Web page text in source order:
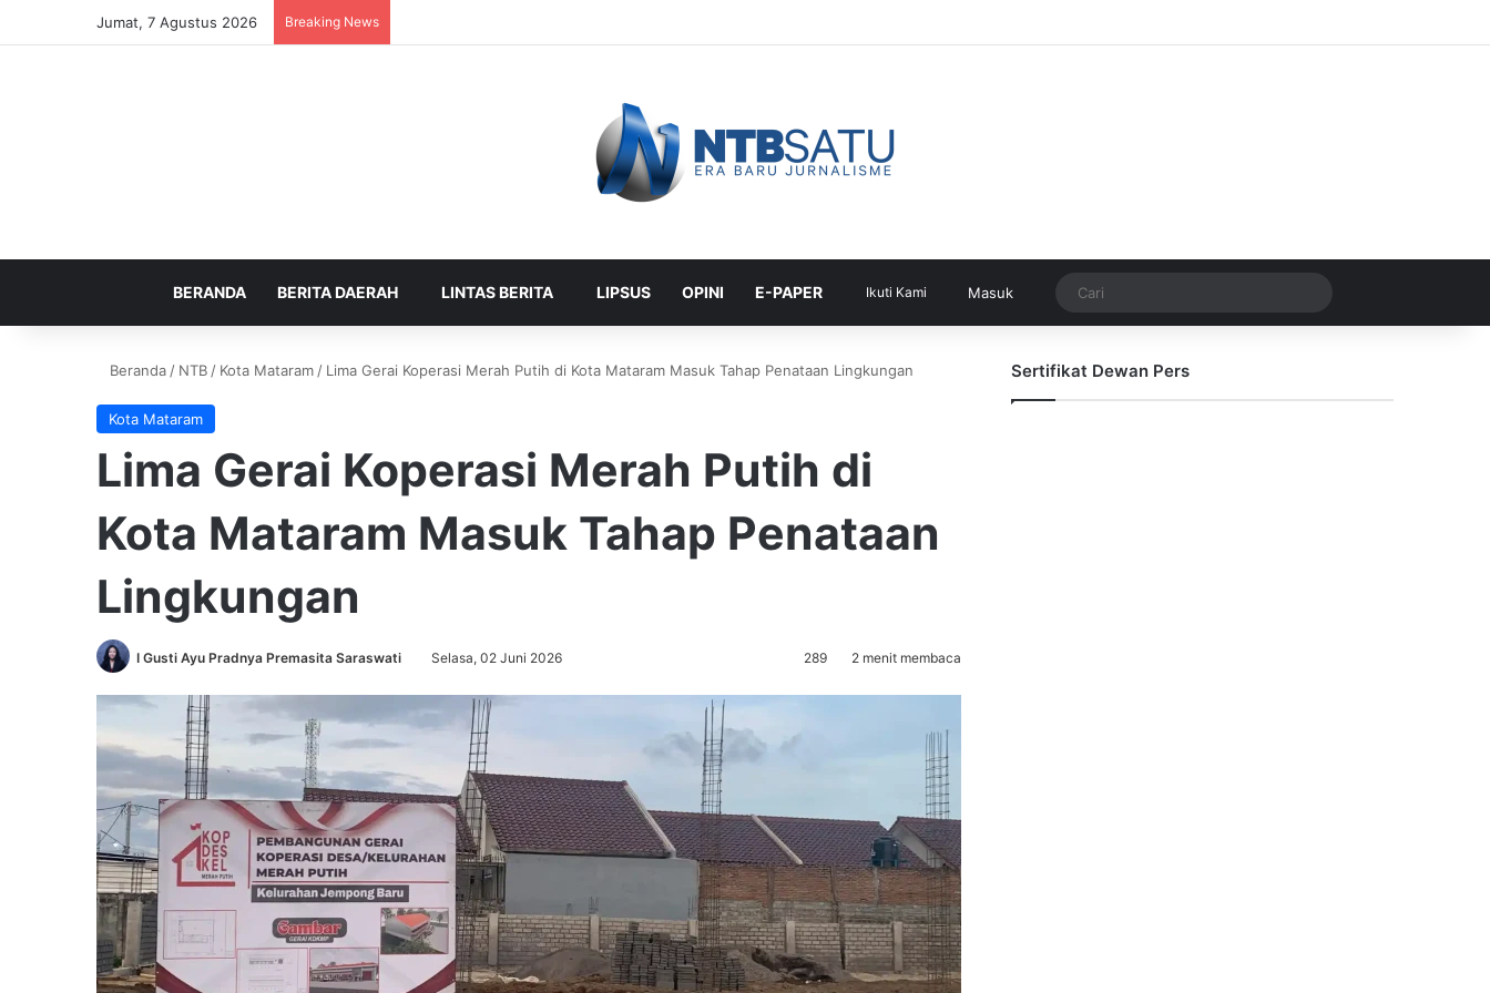
Jumat, 7 Agustus 2026 Breaking News
BERANDA BERITA DAERAH LINTAS BERITA LIPSUS OPINI E-PAPER Ikuti Kami Masuk Switch skin
Beranda / NTB / Kota Mataram / Lima Gerai Koperasi Merah Putih di Kota Mataram Masuk Tahap Penataan Lingkungan
Kota Mataram
Lima Gerai Koperasi Merah Putih di
Kota Mataram Masuk Tahap Penataan
Lingkungan
I Gusti Ayu Pradnya Premasita Saraswati Selasa, 02 Juni 2026 289 2 menit membaca
Sertifikat Dewan Pers